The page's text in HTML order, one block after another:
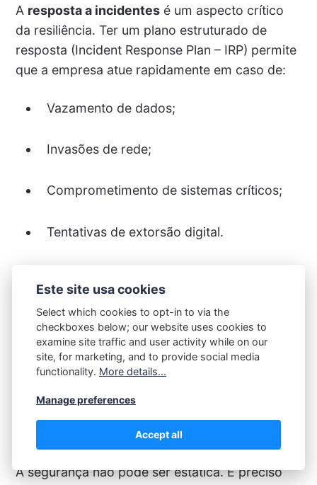
A resposta a incidentesé um aspecto crítico
da resiliência. Ter um plano estruturado de
resposta (Incident Response Plan – IRP) permite
que a empresa atue rapidamente em caso de:
Vazamento de dados;
Invasões de rede;
Comprometimento de sistemas críticos;
Tentativas de extorsão digital.
Continuidade de Negócios (PCN)
de Recuperação de Desastres (DRP)
garantindo que, mesmo após um ataque severo,
a organização possa retomar suas atividades
com agilidade e segurança.
Monitoramento e Inteligência
A segurança não pode ser estática. É preciso
Este site usa cookies
Select which cookies to opt-in to via the
checkboxes below; our website uses cookies to
examine site traffic and user activity while on our
site, for marketing, and to provide social media
functionality. More details...
Manage preferences
Accept all